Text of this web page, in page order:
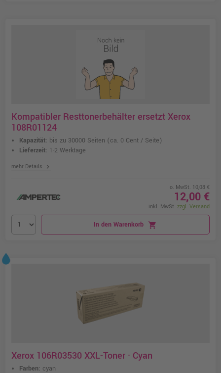
Kompatibler Resttonerbehälter ersetzt Xerox
108R01124
Kapazität: bis zu 30000 Seiten (ca. 0 Cent / Seite)
Lieferzeit: 1-2 Werktage
mehr Details chevron_right
o. MwSt. 10,08 €
12,00 €
inkl. MwSt. zzgl. Versand
In den Warenkorb shopping_cart
Xerox 106R03530 XXL-Toner · Cyan
Farben: cyan